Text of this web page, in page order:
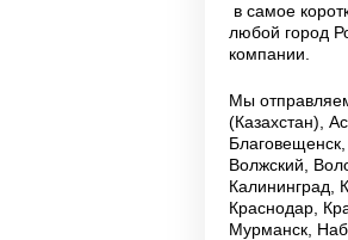
в самое
любой город
компании.
Мы
(Казахстан),
Волжский,
Калининград,
Краснодар,
Мурманск,